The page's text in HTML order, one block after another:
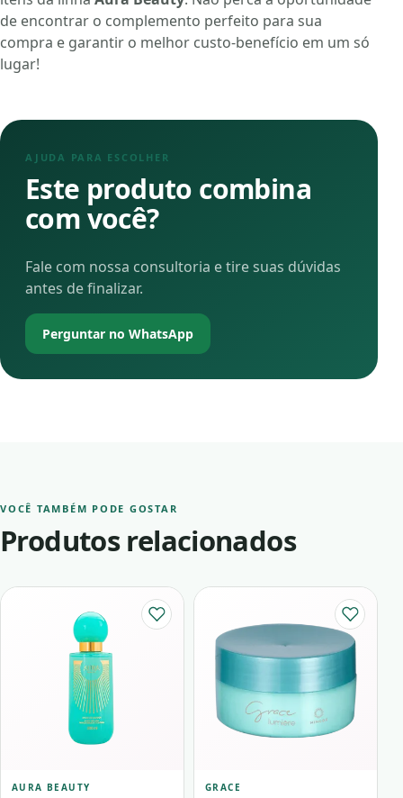
de encontrar o complemento perfeito para sua
compra e garantir o melhor custo-benefício em um só
lugar!
AJUDA PARA ESCOLHER
Este produto combina
com você?
Fale com nossa consultoria e tire suas dúvidas
antes de finalizar.
Perguntar no WhatsApp
VOCÊ TAMBÉM PODE GOSTAR
Produtos relacionados
AURA BEAUTY GRACE